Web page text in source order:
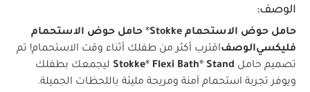
الوصف:
حامل حوض الاستحمام Stokke® حامل حوض الاستحمام
فليكسيالوصفاقترب أكثر من طفلك أثناء وقت الاستحمام! تم
تصميم حامل Stokke® Flexi Bath® Stand ليجمعك بطفلك
ويوفر تجربة استحمام آمنة ومريحة مليئة باللحظات الجميلة.